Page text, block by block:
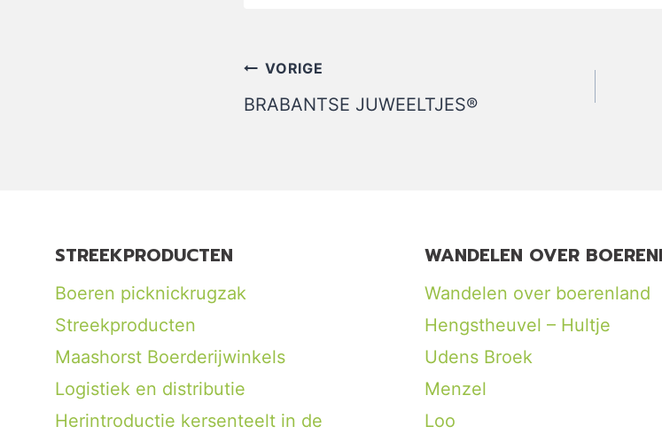
Bericht
navigatie
VORIGE
BRABANTSE JUWEELTJES®
STREEKPRODUCTEN
Boeren picknickrugzak
Streekproducten
Maashorst Boerderijwinkels
Logistiek en distributie
Herintroductie kersenteelt in de
WANDELEN OVER
Wandelen over boerenland
Hengstheuvel – Hultje
Udens Broek
Menzel
Loo